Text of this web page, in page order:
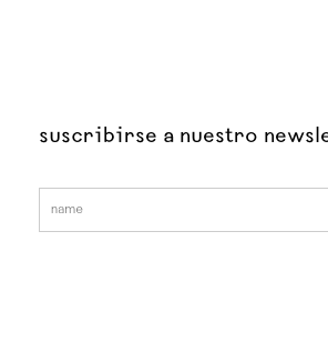
suscribirse a nuestro